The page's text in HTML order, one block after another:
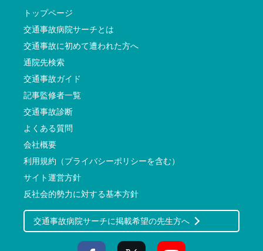
トップページ
交通事故病院サーチとは
交通事故に初めて遭われた方へ
通院先検索
交通事故ガイド
記事監修者一覧
交通事故診断
よくある質問
会社概要
利用規約（プライバシーポリシーを含む）
サイト運営方針
反社会的勢力に対する基本方針
交通事故病院サーチに掲載希望の先生方へ